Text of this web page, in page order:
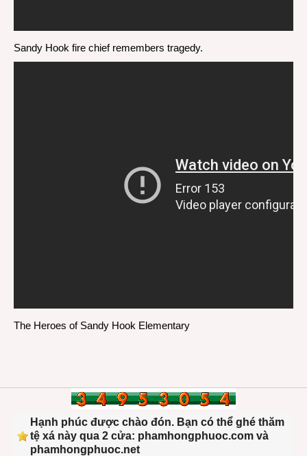
Sandy Hook fire chief remembers tragedy.
The Heroes of Sandy Hook Elementary
Hạnh phúc được chào đón. Bạn có thể ghé thăm
tệ xá này qua 2 cửa: phamhongphuoc.com và
phamhongphuoc.net